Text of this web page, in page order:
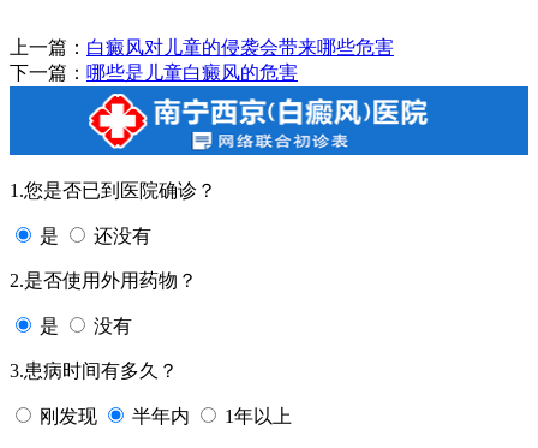
上一篇： 白癜风对儿童的侵袭会带来哪些危害
下一篇： 哪些是儿童白癜风的危害
1.您是否已到医院确诊？
是 还没有
2.是否使用外用药物？
是 没有
3.患病时间有多久？
刚发现 半年内 1年以上